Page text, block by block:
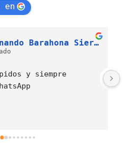
en
Cortés H.
comprometida con
con calidad